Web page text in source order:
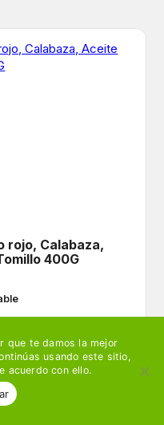
rojo, Calabaza,
400G
🛒 Añadir
que te damos la mejor
usando este sitio,
acuerdo con ello.